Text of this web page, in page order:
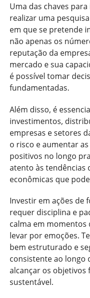
Uma das chaves
realizar uma
em que se pretende
não apenas os
reputação da
mercado e sua
é possível tomar
fundamentadas.
Além disso, é
investimentos,
empresas e setores
o risco e aumentar
positivos no longo
atento às tendências
econômicas que
Investir em ações de
requer disciplina e
calma em momentos
levar por emoções.
bem estruturado e
consistente ao longo
alcançar os objetivos
sustentável.